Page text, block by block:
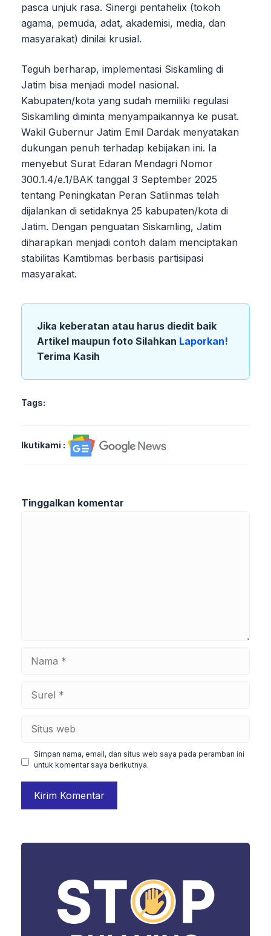
pasca unjuk rasa. Sinergi pentahelix (tokoh
agama, pemuda, adat, akademisi, media, dan
masyarakat) dinilai krusial.
Teguh berharap, implementasi Siskamling di
Jatim bisa menjadi model nasional.
Kabupaten/kota yang sudah memiliki regulasi
Siskamling diminta menyampaikannya ke pusat.
Wakil Gubernur Jatim Emil Dardak menyatakan
dukungan penuh terhadap kebijakan ini. Ia
menyebut Surat Edaran Mendagri Nomor
300.1.4/e.1/BAK tanggal 3 September 2025
tentang Peningkatan Peran Satlinmas telah
dijalankan di setidaknya 25 kabupaten/kota di
Jatim. Dengan penguatan Siskamling, Jatim
diharapkan menjadi contoh dalam menciptakan
stabilitas Kamtibmas berbasis partisipasi
masyarakat.
Jika keberatan atau harus diedit baik
Artikel maupun foto Silahkan Laporkan!
Terima Kasih
Tags:
Ikutikami :
Tinggalkan komentar
Simpan nama, email, dan situs web saya pada peramban ini
untuk komentar saya berikutnya.